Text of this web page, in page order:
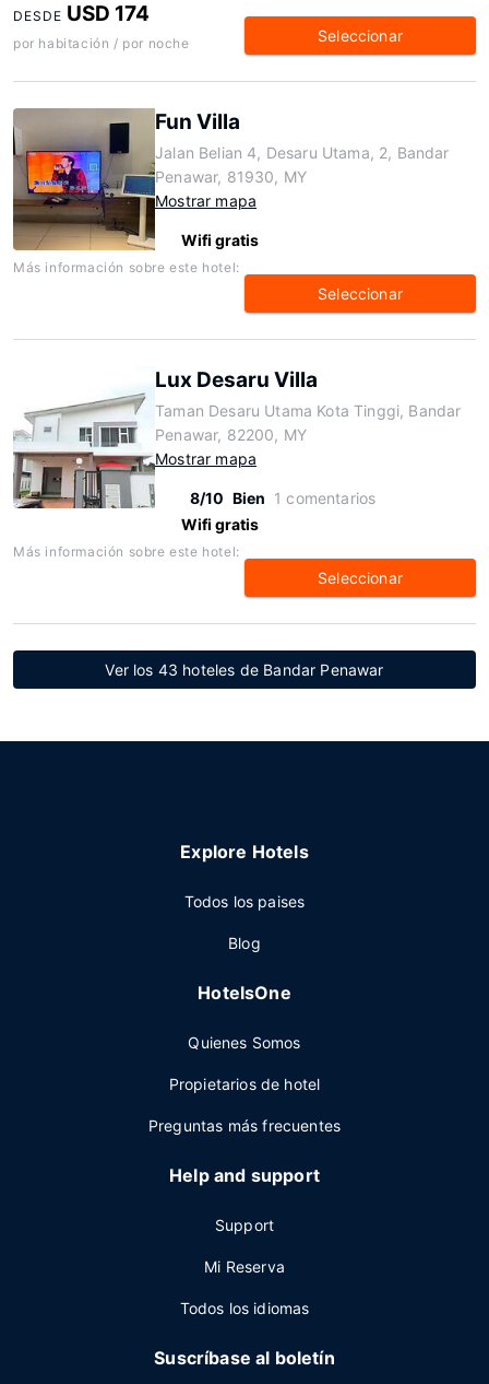
DESDE USD 174
por habitación / por noche Seleccionar
Fun Villa
Jalan Belian 4, Desaru Utama, 2, Bandar
Penawar, 81930, MY
Mostrar mapa
Wifi gratis
Más información sobre este hotel:
Seleccionar
Lux Desaru Villa
Taman Desaru Utama Kota Tinggi, Bandar
Penawar, 82200, MY
Mostrar mapa
8/10 Bien 1 comentarios
Wifi gratis
Más información sobre este hotel:
Seleccionar
Ver los 43 hoteles de Bandar Penawar
Explore Hotels
Todos los paises
Blog
HotelsOne
Quienes Somos
Propietarios de hotel
Preguntas más frecuentes
Help and support
Support
Mi Reserva
Todos los idiomas
Suscríbase al boletín